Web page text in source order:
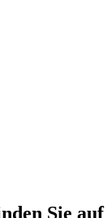
Sie auf